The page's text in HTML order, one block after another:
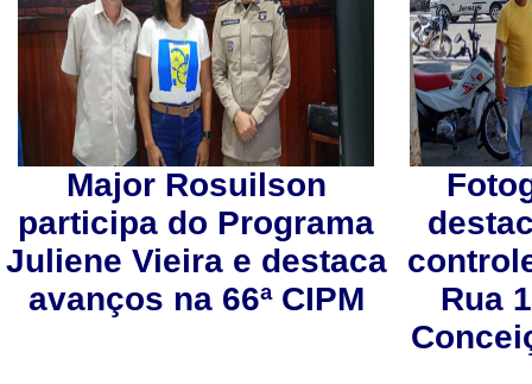
Major Rosuilson
participa do Programa
Juliene Vieira e destaca
avanços na 66ª CIPM
Rua